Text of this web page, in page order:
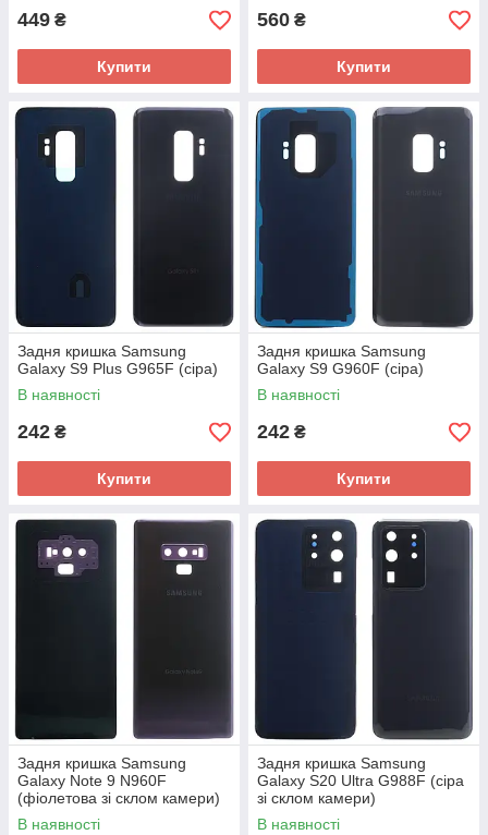
449 ₴
Купити
560 ₴
Купити
Задня кришка Samsung
Galaxy S9 Plus G965F (сіра)
В наявності
242 ₴
Купити
Задня кришка Samsung
Galaxy S9 G960F (сіра)
В наявності
242 ₴
Купити
Задня кришка Samsung
Galaxy Note 9 N960F
(фіолетова зі склом камери)
В наявності
Задня кришка Samsung
Galaxy S20 Ultra G988F (сіра
зі склом камери)
В наявності